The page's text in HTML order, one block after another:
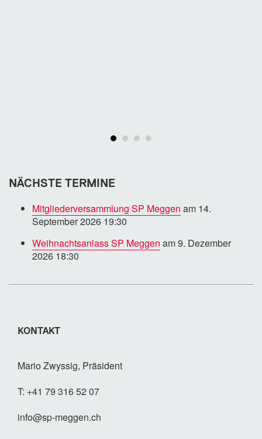
NÄCHSTE TERMINE
Mitgliederversammlung SP Meggen am 14.
September 2026 19:30
Weihnachtsanlass SP Meggen am 9. Dezember
2026 18:30
KONTAKT
Mario Zwyssig, Präsident
T: +41 79 316 52 07
info@sp-meggen.ch